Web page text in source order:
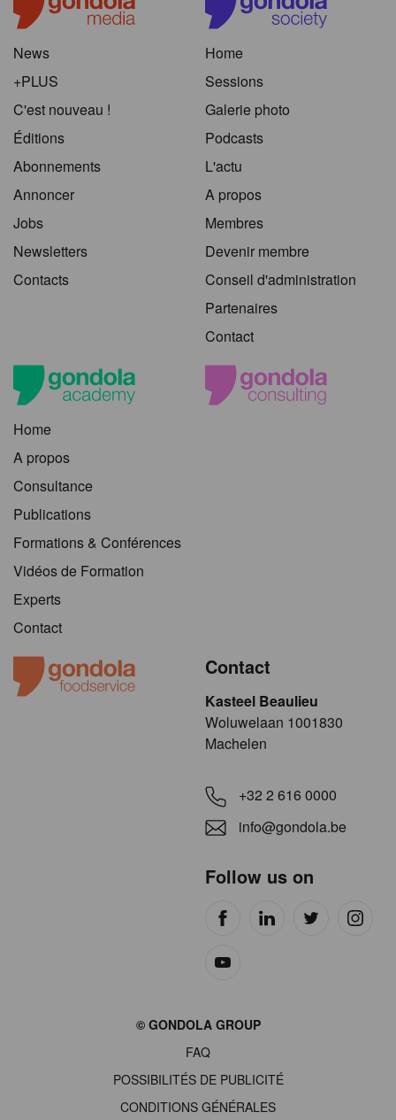
News
+PLUS
C'est nouveau !
Éditions
Abonnements
Annoncer
Jobs
Newsletters
Contacts
Home
Sessions
Galerie photo
Podcasts
L'actu
A propos
Membres
Devenir membre
Conseil d'administration
Partenaires
Contact
Home
A propos
Consultance
Publications
Formations & Conférences
Vidéos de Formation
Experts
Contact
Contact
Kasteel Beaulieu
​​​Woluwelaan 1001830
Machelen
+32 2 616 0000
info@gondola.be
Follow us on
© GONDOLA GROUP
FAQ
POSSIBILITÉS DE PUBLICITÉ
CONDITIONS GÉNÉRALES